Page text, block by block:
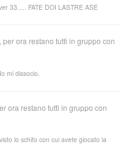
33..... FATE DOI LASTRE ASE
ora restano tutti in gruppo con
mi dissocio.
ora restano tutti in gruppo con
lo schifo con cui avete giocato la